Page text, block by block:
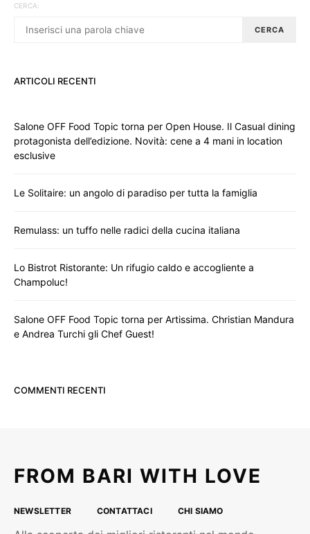
CERCA:
CERCA
ARTICOLI RECENTI
Salone OFF Food Topic torna per Open House. Il Casual dining
protagonista dell’edizione. Novità: cene a 4 mani in location
esclusive
Le Solitaire: un angolo di paradiso per tutta la famiglia
Remulass: un tuffo nelle radici della cucina italiana
Lo Bistrot Ristorante: Un rifugio caldo e accogliente a
Champoluc!
Salone OFF Food Topic torna per Artissima. Christian Mandura
e Andrea Turchi gli Chef Guest!
COMMENTI RECENTI
FROM BARI WITH LOVE
NEWSLETTER CONTATTACI CHI SIAMO